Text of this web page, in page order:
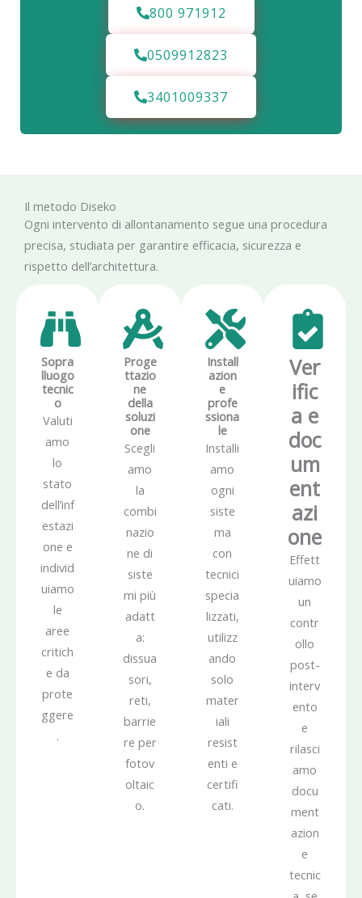
800 971912
0509912823
3401009337
Il metodo Diseko
Ogni intervento di allontanamento segue una procedura
precisa, studiata per garantire efficacia, sicurezza e
rispetto dell’architettura.
Sopra
lluogo
tecnic
o
Valuti
amo
lo
stato
dell’inf
estazi
one e
individ
uiamo
le
aree
critich
e da
prote
ggere
.
Proge
ttazio
ne
della
soluzi
one
Scegli
amo
la
combi
nazio
ne di
siste
mi più
adatt
a:
dissua
sori,
reti,
barrie
re per
fotov
oltaic
o.
Install
azion
e
profe
ssiona
le
Installi
amo
ogni
siste
ma
con
tecnici
specia
lizzati,
utilizz
ando
solo
mater
iali
resist
enti e
certifi
cati.
Ver
ific
a e
doc
um
ent
azi
one
Effett
uiamo
un
contr
ollo
post-
interv
ento
e
rilasci
amo
docu
ment
azion
e
tecnic